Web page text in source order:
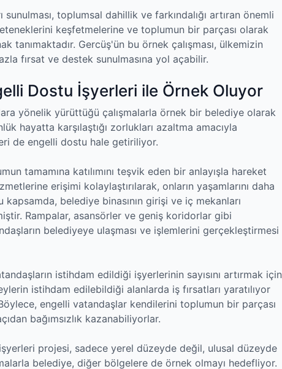
toplumsal dahillik ve farkındalığı artıran önemli
keşfetmelerine ve toplumun bir parçası olarak
tanımaktadır. Gercüş'ün bu örnek çalışması, ülkemizin
fırsat ve destek sunulmasına yol açabilir.
Dostu İşyerleri ile Örnek Oluyor
yönelik yürüttüğü çalışmalarla örnek bir belediye olarak
hayatta karşılaştığı zorlukları azaltma amacıyla
de engelli dostu hale getiriliyor.
tamamına katılımını teşvik eden bir anlayışla hareket
erişimi kolaylaştırılarak, onların yaşamlarını daha
belediye binasının girişi ve iç mekanları
Rampalar, asansörler ve geniş koridorlar gibi
belediyeye ulaşması ve işlemlerini gerçekleştirmesi
istihdam edildiği işyerlerinin sayısını artırmak için
istihdam edilebildiği alanlarda iş fırsatları yaratılıyor
engelli vatandaşlar kendilerini toplumun bir parçası
bağımsızlık kazanabiliyorlar.
projesi, sadece yerel düzeyde değil, ulusal düzeyde
belediye, diğer bölgelere de örnek olmayı hedefliyor.